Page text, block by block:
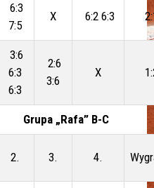
6:3
7:5
X 6:2 6:3
3:6
6:3
6:3
2:6
3:6
X
Grupa „Rafa” B-C
2. 3. 4.